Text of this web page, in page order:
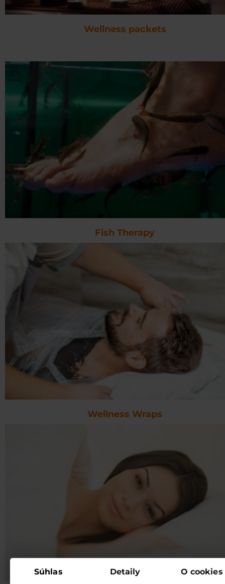
Súhlas Detaily O cookies
Wellness packets
Fish Therapy
Wellness Wraps